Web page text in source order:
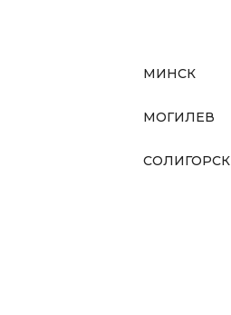
МИНСК
МОГИЛЕВ
СОЛИГОРСК